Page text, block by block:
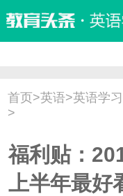
双语新闻 口译翻译
流行语 新概念
首页>英语>英语学习
>
福利贴：
上半年最好